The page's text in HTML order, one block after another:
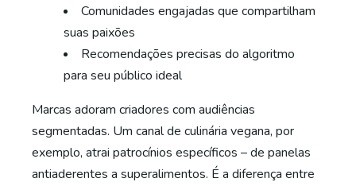
Comunidades engajadas que compartilham
suas paixões
Recomendações precisas do algoritmo
para seu público ideal
Marcas adoram criadores com audiências
segmentadas. Um canal de culinária vegana, por
exemplo, atrai patrocínios específicos – de panelas
antiaderentes a superalimentos. É a diferença entre